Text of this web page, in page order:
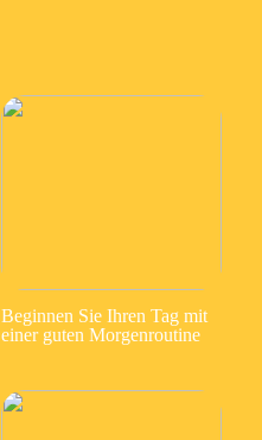
Beginnen Sie Ihren Tag mit
einer guten Morgenroutine